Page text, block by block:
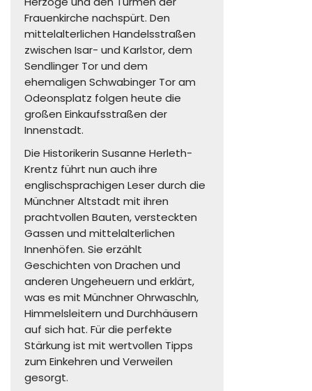
Frauenkirche nachspürt. Den
mittelalterlichen Handelsstraßen
zwischen Isar- und Karlstor, dem
Sendlinger Tor und dem
ehemaligen Schwabinger Tor am
Odeonsplatz folgen heute die
großen Einkaufsstraßen der
Innenstadt.
Die Historikerin Susanne Herleth-
Krentz führt nun auch ihre
englischsprachigen Leser durch die
Münchner Altstadt mit ihren
prachtvollen Bauten, versteckten
Gassen und mittelalterlichen
Innenhöfen. Sie erzählt
Geschichten von Drachen und
anderen Ungeheuern und erklärt,
was es mit Münchner Ohrwaschln,
Himmelsleitern und Durchhäusern
auf sich hat. Für die perfekte
Stärkung ist mit wertvollen Tipps
zum Einkehren und Verweilen
gesorgt.